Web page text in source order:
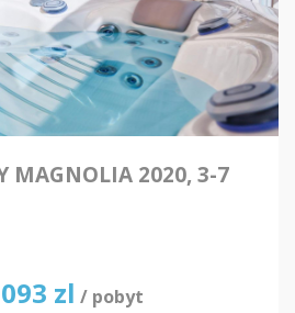
MAGNOLIA 2020, 3-7
zl / pobyt